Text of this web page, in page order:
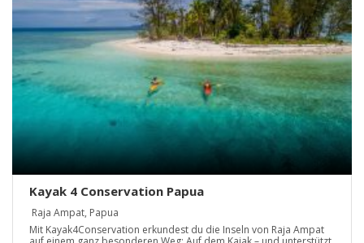
Kayak 4 Conservation Papua
Raja Ampat, Papua
Mit Kayak4Conservation erkundest du die Inseln von Raja Ampat